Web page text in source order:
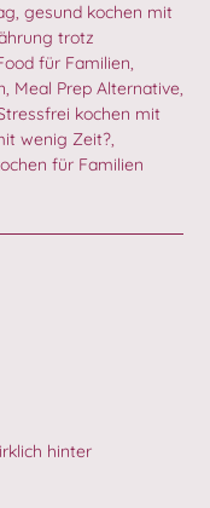
, gesund kochen mit
trotz
für Familien,
, Meal Prep Alternative,
kochen mit
wenig Zeit?,
für Familien
hinter